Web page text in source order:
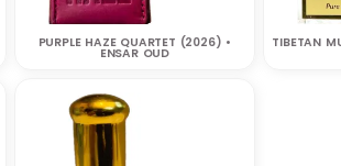
PURPLE HAZE QUARTET (2026) •
ENSAR OUD
TIBETAN